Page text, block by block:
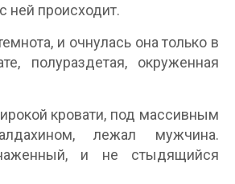
ней происходит.
и очнулась она только в
полураздетая, окруженная
кровати, под массивным
лежал мужчина.
и не стыдящийся